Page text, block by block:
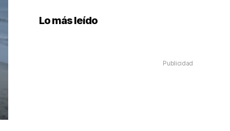
Lo más leído
Publicidad